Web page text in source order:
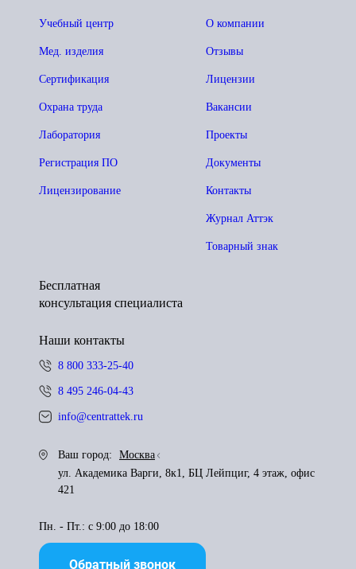
О компании
Отзывы
Лицензии
Вакансии
Проекты
Документы
Контакты
Журнал Аттэк
Товарный знак
Учебный центр
Мед. изделия
Сертификация
Охрана труда
Лаборатория
Регистрация ПО
Лицензирование
Бесплатная
консультация специалиста
Наши контакты
8 800 333-25-40
8 495 246-04-43
info@centrattek.ru
Ваш город:
Москва
ул. Академика Варги, 8к1, БЦ Лейпциг, 4 этаж, офис
421
Пн. - Пт.: с 9:00 до 18:00
Обратный звонок